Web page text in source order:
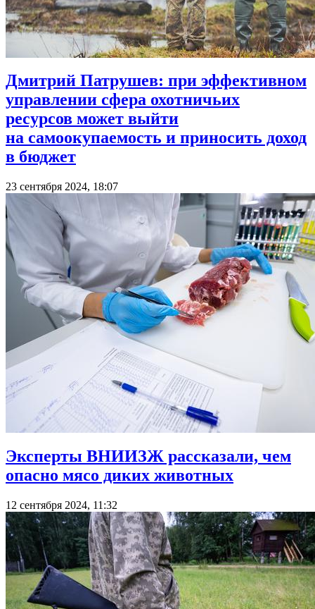
Дмитрий Патрушев: при эффективном
управлении сфера охотничьих
ресурсов может выйти
на самоокупаемость и приносить доход
в бюджет
23 сентября 2024, 18:07
Эксперты ВНИИЗЖ рассказали, чем
опасно мясо диких животных
12 сентября 2024, 11:32